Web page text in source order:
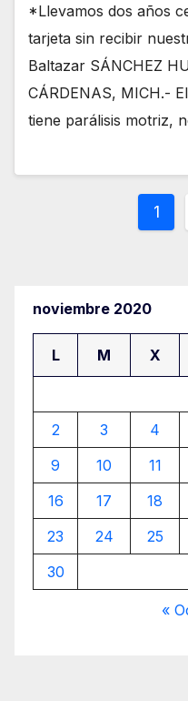
*Llevamos dos años
tarjeta sin recibir
Baltazar SÁNCHEZ
CÁRDENAS, MICH.-
tiene parálisis motriz,
1
noviembre 2020
L M X
2
3 4
9
10 11
16
17 18
23
24 25
30
«